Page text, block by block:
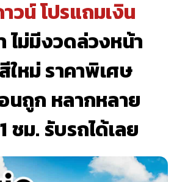
วน์ โปรแถมเงิน
ไม่มีงวดล่วงหน้า
ใหม่ ราคาพิเศษ
นถูก หลากหลาย
ชม. รับรถได้เลย